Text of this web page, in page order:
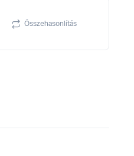
Összehasonlítás